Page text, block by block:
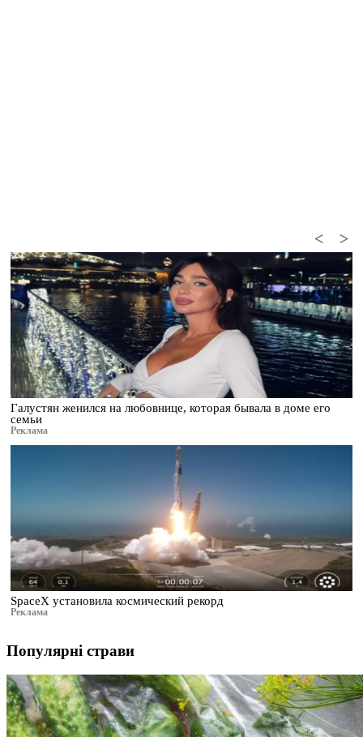
>
<
Галустян женился на любовнице, которая бывала в доме его
семьи
Реклама
SpaceX установила космический рекорд
Реклама
Популярні страви